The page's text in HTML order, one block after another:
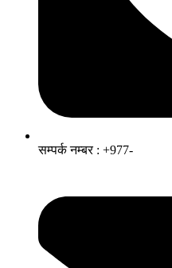
सम्पर्क नम्बर : +977-